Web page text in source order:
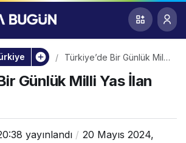
Türkiye’de Bir Günlük Milli
Günlük Milli Yas İlan
yayınlandı
20 Mayıs 2024,
0